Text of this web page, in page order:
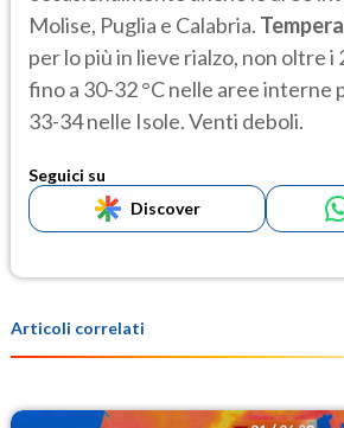
Molise, Puglia e Calabria.
per lo più in lieve rialzo, non oltre i
fino a 30-32 °C nelle aree interne
33-34 nelle Isole. Venti deboli.
Seguici su
Discover
Articoli correlati